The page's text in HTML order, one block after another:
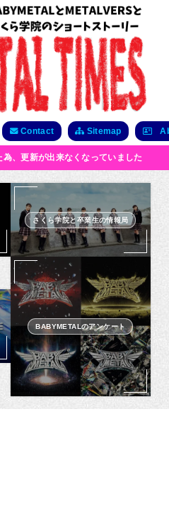
Contact Sitemap
、更新が出来なくなっていました
さくら学院と卒業生の情報局
BABYMETALのアンケート